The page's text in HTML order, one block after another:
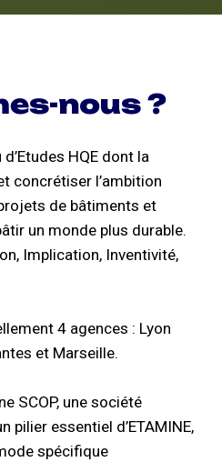
nous ?
HQE dont la
concrétiser l’ambition
de bâtiments et
un monde plus durable.
Implication, Inventivité,
4 agences : Lyon
et Marseille.
SCOP, une société
pilier essentiel d’ETAMINE,
spécifique